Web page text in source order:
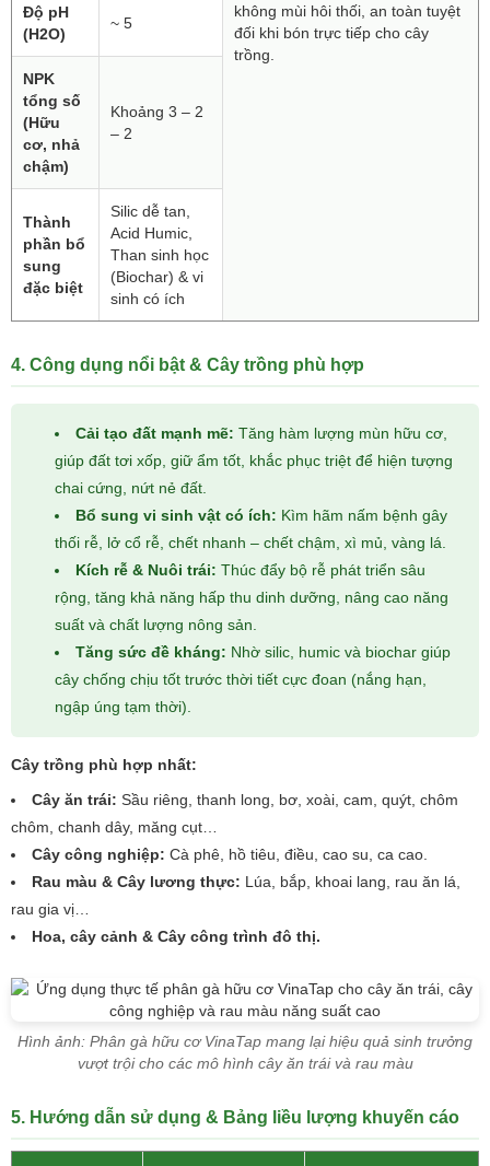
không mùi hôi thối, an toàn tuyệt
đối khi bón trực tiếp cho cây
trồng.
Độ pH
(H2O)
~ 5
NPK
tổng số
(Hữu
cơ, nhả
chậm)
Khoảng 3 – 2
– 2
Thành
phần bổ
sung
đặc biệt
Silic dễ tan,
Acid Humic,
Than sinh học
(Biochar) & vi
sinh có ích
4. Công dụng nổi bật & Cây trồng phù hợp
Cải tạo đất mạnh mẽ: Tăng hàm lượng mùn hữu cơ,
giúp đất tơi xốp, giữ ẩm tốt, khắc phục triệt để hiện tượng
chai cứng, nứt nẻ đất.
Bổ sung vi sinh vật có ích: Kìm hãm nấm bệnh gây
thối rễ, lở cổ rễ, chết nhanh – chết chậm, xì mủ, vàng lá.
Kích rễ & Nuôi trái: Thúc đẩy bộ rễ phát triển sâu
rộng, tăng khả năng hấp thu dinh dưỡng, nâng cao năng
suất và chất lượng nông sản.
Tăng sức đề kháng: Nhờ silic, humic và biochar giúp
cây chống chịu tốt trước thời tiết cực đoan (nắng hạn,
ngập úng tạm thời).
Cây trồng phù hợp nhất:
Cây ăn trái: Sầu riêng, thanh long, bơ, xoài, cam, quýt, chôm
chôm, chanh dây, măng cụt…
Cây công nghiệp: Cà phê, hồ tiêu, điều, cao su, ca cao.
Rau màu & Cây lương thực: Lúa, bắp, khoai lang, rau ăn lá,
rau gia vị…
Hoa, cây cảnh & Cây công trình đô thị.
Hình ảnh: Phân gà hữu cơ VinaTap mang lại hiệu quả sinh trưởng
vượt trội cho các mô hình cây ăn trái và rau màu
5. Hướng dẫn sử dụng & Bảng liều lượng khuyến cáo